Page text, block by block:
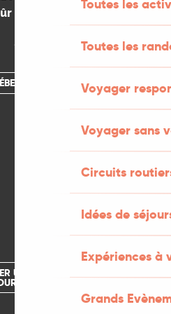
Toutes les
Toutes les
Voyager
Voyager sans
Circuits
Idées de
Expériences à
Grands
votre bonheur dans le Lot.
.
INSOLITES
UN OFFICE DE